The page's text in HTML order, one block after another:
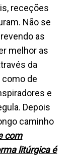
receções
Não se
as
melhor as
da
de
e
Depois
caminho
com
litúrgica é